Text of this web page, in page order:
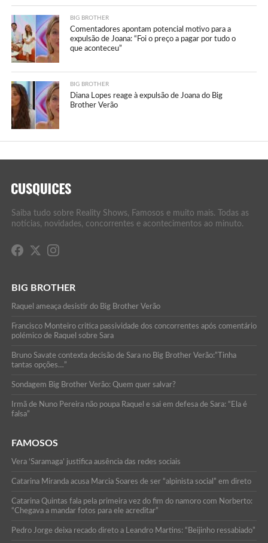
BIG BROTHER
Comentadores apontam potencial motivo para a
expulsão de Joana: “Foi o preço a pagar por tudo o
que aconteceu”
BIG BROTHER
Diana Lopes reage à expulsão de Joana do Big
Brother Verão
Saiba tudo sobre Reality Shows, Famosos e muito mais. Todas as
notícias, novidades, concorrentes e acontecimentos ao minuto.
BIG BROTHER
Raquel ameaça desistir do Big Brother Verão
Francisco Monteiro critica passividade dos concorrentes após comentário
polémico de Raquel sobre Sara
Bruno Savate contexta decisão de Sara no Big Brother Verão:”Tinha
tantas opções…”
Sondagem Big Brother Verão: Quem quer salvar?
Irmã de Nuno Pereira não poupa Raquel e sai em defesa de Sara: “Ela é
falsa”
FAMOSOS
Vera ‘Saramaga’ justifica ausência das redes sociais
Catarina Miranda acusa Marcia Soares de ser “alpinista social” em direto
Catarina Quintas fala pela primeira vez do fim do namoro com Norberto:
“Chegava a mandar fotos para ele acreditar”
Pedro Jorge deixa recado direto a Leandro Martins: “Beijinho ressabiado”